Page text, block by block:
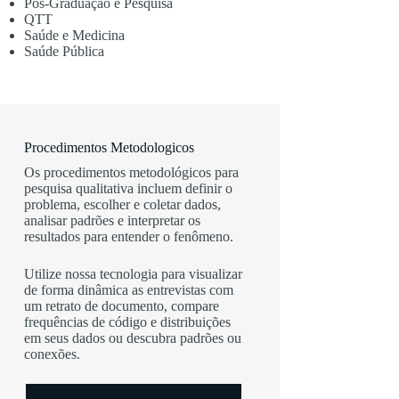
QTT
Saúde e Medicina
Saúde Pública
Procedimentos Metodologicos
Os procedimentos metodológicos para
pesquisa qualitativa incluem definir o
problema, escolher e coletar dados,
analisar padrões e interpretar os
resultados para entender o fenômeno.
Utilize nossa tecnologia para visualizar
de forma dinâmica as entrevistas com
um retrato de documento, compare
frequências de código e distribuições
em seus dados ou descubra padrões ou
conexões.